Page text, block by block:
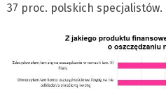
37 proc. polskich specjalistów.